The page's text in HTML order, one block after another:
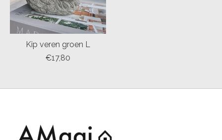
Kip veren groen L
€17,80